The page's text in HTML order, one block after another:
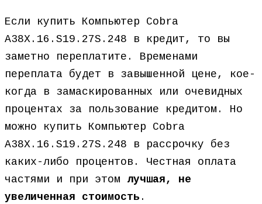
Если купить Компьютер Cobra
A38X.16.S19.27S.248 в кредит, то вы
заметно переплатите. Временами
переплата будет в завышенной цене, кое-
когда в замаскированных или очевидных
процентах за пользование кредитом. Но
можно купить Компьютер Cobra
A38X.16.S19.27S.248 в рассрочку без
каких-либо процентов. Честная оплата
частями и при этом лучшая, не
увеличенная стоимость .